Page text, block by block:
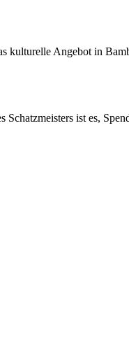
kul­tu­rel­le An­ge­bot in
ist es,